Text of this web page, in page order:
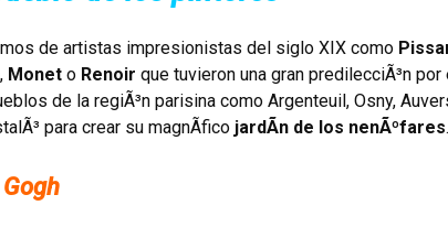
de artistas impresionistas del siglo XIX como
, Monet o Renoir que tuvieron una gran predilecciÃ³n
de la regiÃ³n parisina como Argenteuil, Osny,
para crear su magnÃ­fico jardÃ­n de los nenÃºfares.